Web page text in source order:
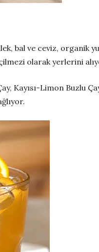
bal ve ceviz, organik
olarak yerlerini
Kayısı-Limon Buzlu